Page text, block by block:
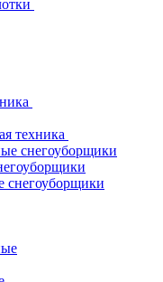
техника
снегоуборщики
снегоуборщики